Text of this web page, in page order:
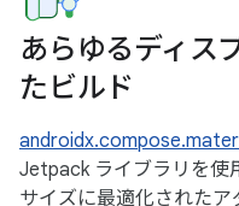
あらゆるディス
たビルド
Jetpack ライブラリを使
サイズに最適化された